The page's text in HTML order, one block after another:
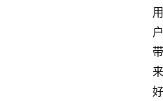
用
户
带
来
好